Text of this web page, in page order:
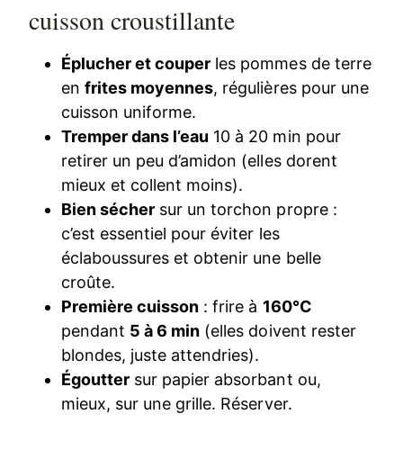
cuisson croustillante
Éplucher et couper les pommes de terre
enfrites moyennes, régulières pour une
cuisson uniforme.
Tremper dans l’eau 10 à 20 min pour
retirer un peu d’amidon (elles dorent
mieux et collent moins).
Bien sécher sur un torchon propre :
c’est essentiel pour éviter les
éclaboussures et obtenir une belle
croûte.
Première cuisson : frire à 160°C
pendant 5 à 6 min (elles doivent rester
blondes, juste attendries).
Égoutter sur papier absorbant ou,
mieux, sur une grille. Réserver.